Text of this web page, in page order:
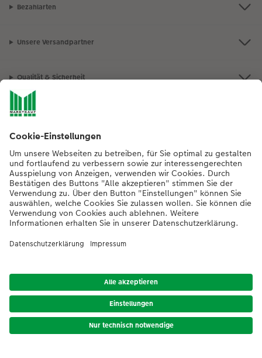
Bezahlarten
Unsere Versandpartner
Qualität & Sicherheit
Nachhaltigkeit bei CEWE
Informationen
Sortiment
Bei Fragen zu Produkten oder der Bestellung können Sie uns gern anrufen:
Mo. bis Sa.: 8:00 – 20:00 Uhr und So.: 10:00 – 18:00 Uhr
*Die Preise gelten inkl. MwSt. zzgl. Versandkosten (ggf. auch bei Filialabholung)
Das abgebildete Produkt hat ggfs. einen höheren Preis.